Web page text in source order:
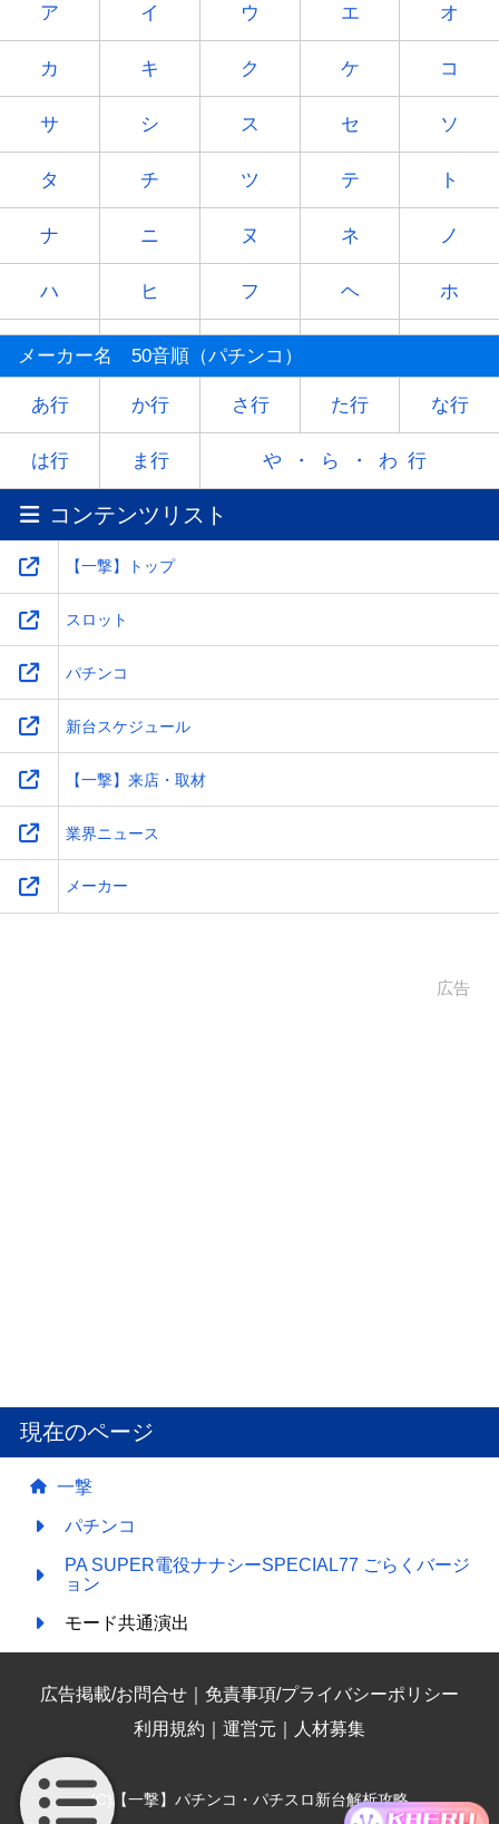
ア イ ウ エ オ
カ キ ク ケ コ
サ シ ス セ ソ
タ チ ツ テ ト
ナ ニ ヌ ネ ノ
ハ ヒ フ ヘ ホ
マ ミ ム
ヤ - ユ - ヨ
ラ リ レ
ワ -
メーカー名 50音順（パチンコ）
あ行 か行 さ行 た行 な行
は行 ま行 や・ら・わ行
コンテンツリスト
【一撃】トップ
スロット
パチンコ
新台スケジュール
【一撃】来店・取材
業界ニュース
メーカー
広告
現在のページ
一撃
パチンコ
PA SUPER電役ナナシーSPECIAL77 ごらくバージ
ョン
モード共通演出
広告掲載/お問合せ ｜ 免責事項/プライバシーポリシー
利用規約 ｜ 運営元 ｜ 人材募集
(C)【一撃】パチンコ・パチスロ新台解析攻略